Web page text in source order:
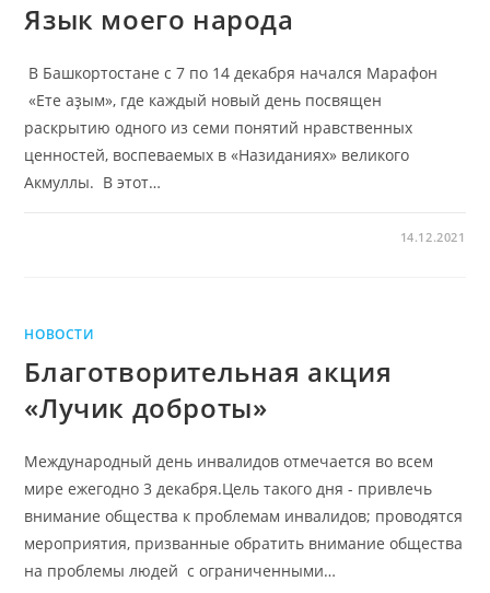
Язык моего народа
В Башкортостане с 7 по 14 декабря начался Марафон
«Ете аҙым», где каждый новый день посвящен
раскрытию одного из семи понятий нравственных
ценностей, воспеваемых в «Назиданиях» великого
Акмуллы. В этот…
14.12.2021
НОВОСТИ
Благотворительная акция
«Лучик доброты»
Международный день инвалидов отмечается во всем
мире ежегодно 3 декабря.Цель такого дня - привлечь
внимание общества к проблемам инвалидов; проводятся
мероприятия, призванные обратить внимание общества
на проблемы людей с ограниченными…